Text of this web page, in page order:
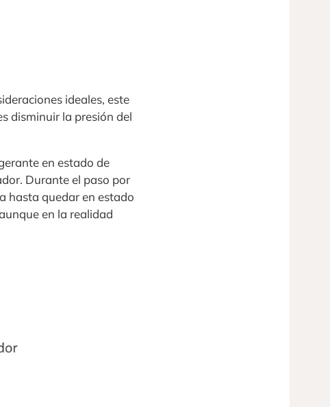
ideales, este
disminuir la presión del
en estado de
Durante el paso por
hasta quedar en estado
en la realidad